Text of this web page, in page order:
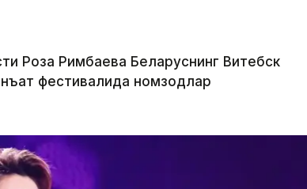
Роза Римбаева Беларуснинг Витебск
фестивалида номзодлар